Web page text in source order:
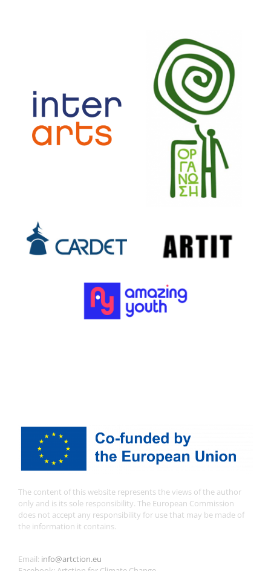
The content of this website represents the views of the author
only and is its sole responsibility. The European Commission
does not accept any responsibility for use that may be made of
the information it contains.
Email: info@artction.eu